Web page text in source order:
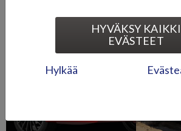
Ligier-
mopoautot
HYVÄKSY KAIKKI
EVÄSTEET
Hylkää